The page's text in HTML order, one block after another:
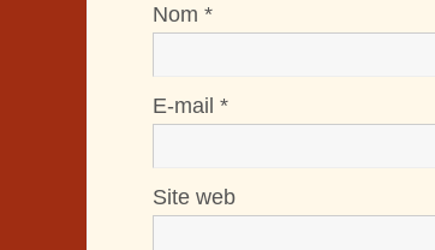
Nom *
E-mail *
Site web